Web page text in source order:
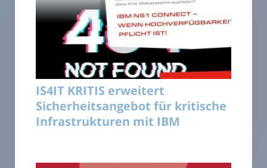
IS4IT KRITIS erweitert
Sicherheitsangebot für kritische
Infrastrukturen mit IBM